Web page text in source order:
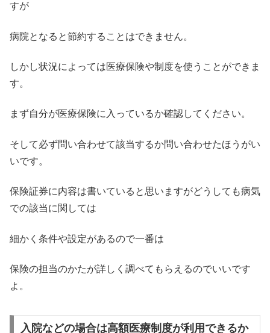
すが
病院となると節約することはできません。
しかし状況によっては医療保険や制度を使うことができま
す。
まず自分が医療保険に入っているか確認してください。
そして必ず問い合わせて該当するか問い合わせたほうがい
いです。
保険証券に内容は書いていると思いますがどうしても病気
での該当に関しては
細かく条件や設定があるので一番は
保険の担当のかたが詳しく調べてもらえるのでいいです
よ。
入院などの場合は高額医療制度が利用できるか